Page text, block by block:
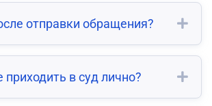
отправки обращения?
в суд лично?